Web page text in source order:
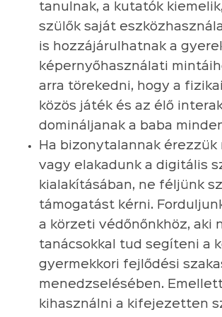
tanulnak, a kutatók
szülők saját
is hozzájárulhatnak a
képernyőhasználati
arra törekedni, hogy a
közös játék és az élő
domináljanak a baba
Ha bizonytalannak érezzük
vagy elakadunk a digitális
kialakításában, ne féljünk
támogatást kérni.
a körzeti védőnőnkhöz, aki
tanácsokkal tud segíteni a
gyermekkori fejlődési
menedzselésében.
kihasználni a kifejezetten